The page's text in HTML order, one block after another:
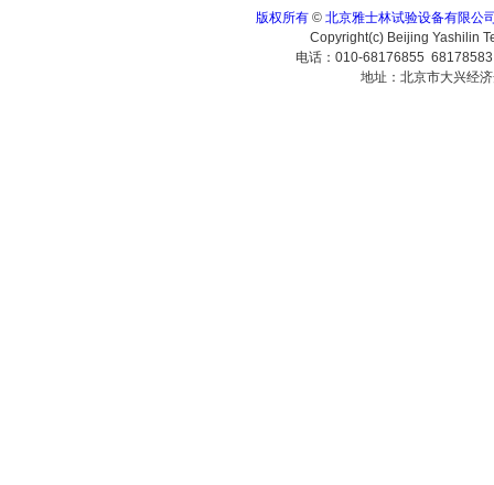
版权所有 © 北京雅士林试验设备有限公
Copyright(c) Beijing Yashilin
电话：010-68176855
地址：北京市大兴经